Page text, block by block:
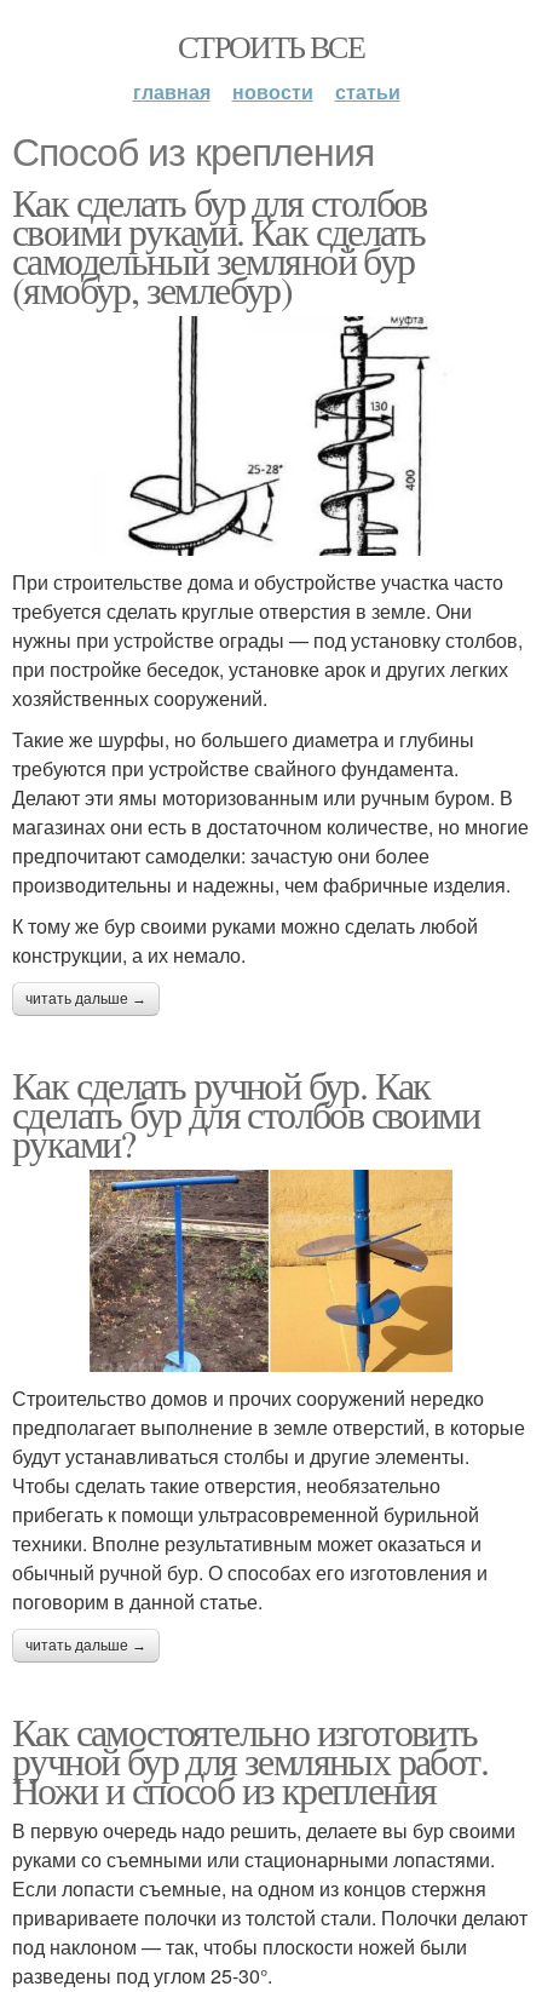
СТРОИТЬ ВСЕ
главная новости статьи
Способ из крепления
Как сделать бур для столбов
своими руками. Как сделать
самодельный земляной бур
(ямобур, землебур)
При строительстве дома и обустройстве участка часто
требуется сделать круглые отверстия в земле. Они
нужны при устройстве ограды — под установку столбов,
при постройке беседок, установке арок и других легких
хозяйственных сооружений.
Такие же шурфы, но большего диаметра и глубины
требуются при устройстве свайного фундамента.
Делают эти ямы моторизованным или ручным буром. В
магазинах они есть в достаточном количестве, но многие
предпочитают самоделки: зачастую они более
производительны и надежны, чем фабричные изделия.
К тому же бур своими руками можно сделать любой
конструкции, а их немало.
читать дальше →
Как сделать ручной бур. Как
сделать бур для столбов своими
руками?
Строительство домов и прочих сооружений нередко
предполагает выполнение в земле отверстий, в которые
будут устанавливаться столбы и другие элементы.
Чтобы сделать такие отверстия, необязательно
прибегать к помощи ультрасовременной бурильной
техники. Вполне результативным может оказаться и
обычный ручной бур. О способах его изготовления и
поговорим в данной статье.
читать дальше →
Как самостоятельно изготовить
ручной бур для земляных работ.
Ножи и способ из крепления
В первую очередь надо решить, делаете вы бур своими
руками со съемными или стационарными лопастями.
Если лопасти съемные, на одном из концов стержня
привариваете полочки из толстой стали. Полочки делают
под наклоном — так, чтобы плоскости ножей были
разведены под углом 25-30°.